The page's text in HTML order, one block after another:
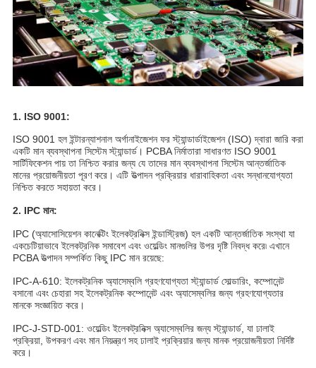
1. ISO 9001:
ISO 9001 হল ইন্টারন্যাশনাল অর্গানাইজেশন ফর স্ট্যান্ডার্ডাইজেশন (ISO) দ্বারা জারি করা
একটি মান ব্যবস্থাপনা সিস্টেম স্ট্যান্ডার্ড। PCBA নির্মাতারা সাধারণত ISO 9001
সার্টিফিকেশন পায় তা নিশ্চিত করার জন্য যে তাদের মান ব্যবস্থাপনা সিস্টেম আন্তর্জাতিক
মানের প্রয়োজনীয়তা পূরণ করে। এটি উত্পাদন প্রক্রিয়ার ধারাবাহিকতা এবং সন্ধানযোগ্যতা
নিশ্চিত করতে সহায়তা করে।
2. IPC মান:
IPC (অ্যাসোসিয়েশন কানেক্টিং ইলেকট্রনিক্স ইন্ডাস্ট্রিজ) হল একটি আন্তর্জাতিক সংস্থা যা
একচেটিয়াভাবে ইলেকট্রনিক সমাবেশ এবং ওয়েল্ডিং মানগুলির উপর দৃষ্টি নিবদ্ধ করে৷ এখানে
PCBA উত্পাদন সম্পর্কিত কিছু IPC মান রয়েছে:
IPC-A-610: ইলেকট্রনিক অ্যাসেম্বলি গ্রহণযোগ্যতা স্ট্যান্ডার্ড সোল্ডারিং, কম্পোনেন্ট
বসানো এবং চেহারা সহ ইলেকট্রনিক কম্পোনেন্ট এবং অ্যাসেম্বলির জন্য গ্রহণযোগ্যতার
মানকে সংজ্ঞায়িত করে।
IPC-J-STD-001: ওয়েল্ডিং ইলেকট্রনিক্স অ্যাসেম্বলির জন্য স্ট্যান্ডার্ড, যা ঢালাই
প্রক্রিয়া, উপকরণ এবং মান নিয়ন্ত্রণ সহ ঢালাই প্রক্রিয়ার জন্য মানক প্রয়োজনীয়তা নির্দিষ্ট
করে।